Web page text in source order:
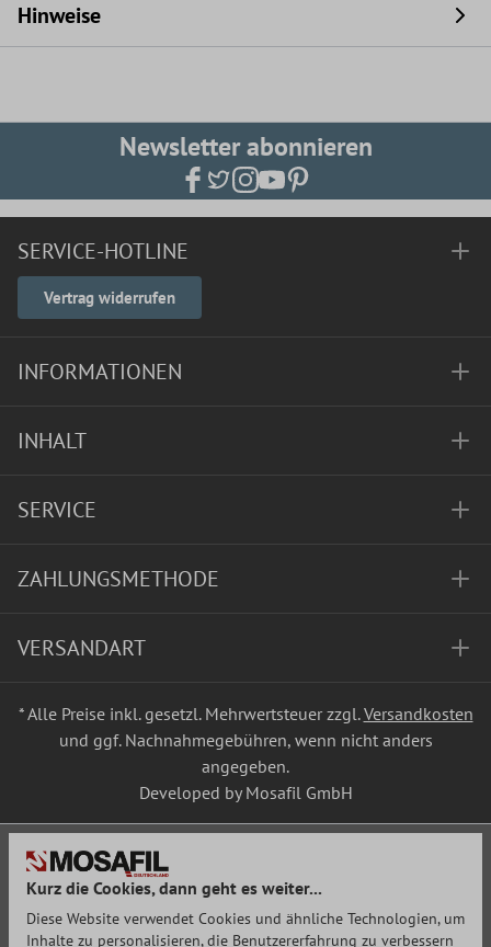
Hinweise
Newsletter abonnieren
SERVICE-HOTLINE
Vertrag widerrufen
INFORMATIONEN
INHALT
SERVICE
ZAHLUNGSMETHODE
VERSANDART
* Alle Preise inkl. gesetzl. Mehrwertsteuer zzgl.Versandkosten
und ggf. Nachnahmegebühren, wenn nicht anders
angegeben.
Developed by Mosafil GmbH
Kurz die Cookies, dann geht es weiter...
Diese Website verwendet Cookies und ähnliche Technologien, um
Inhalte zu personalisieren, die Benutzererfahrung zu verbessern